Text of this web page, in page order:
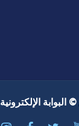
الإلكترونية